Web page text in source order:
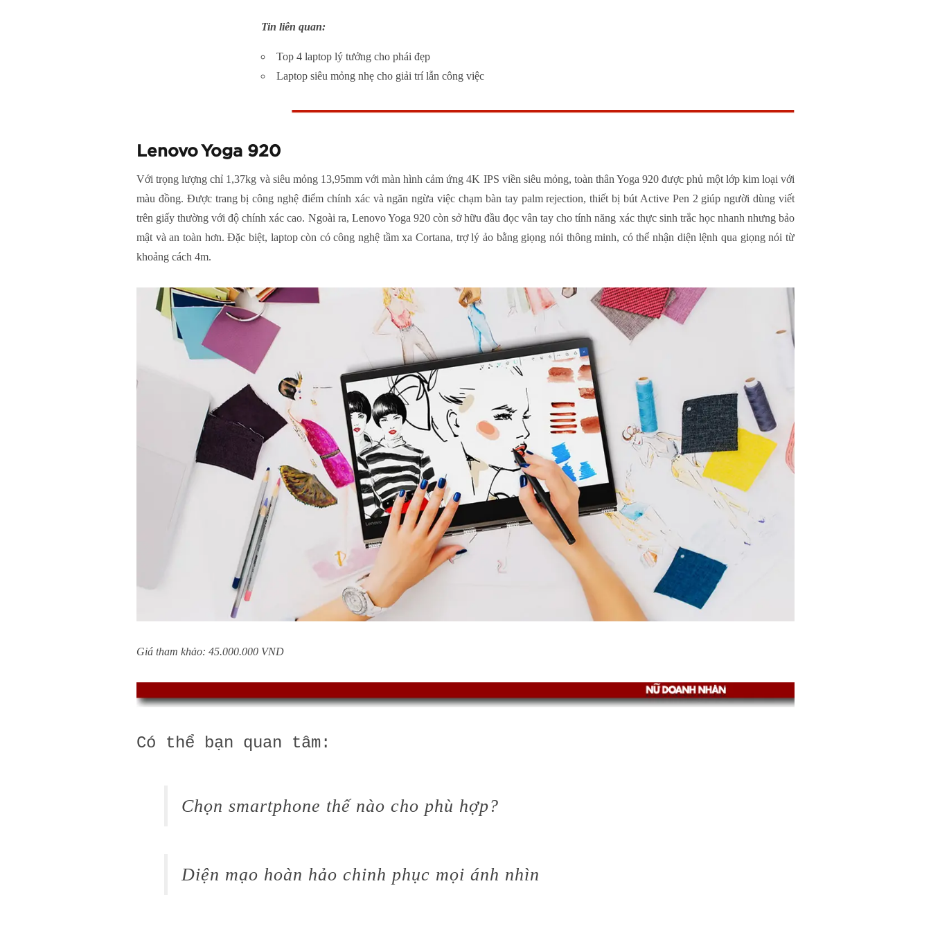
Tin liên quan:
Top 4 laptop lý tưởng cho phái đẹp
Laptop siêu mỏng nhẹ cho giải trí lẫn công việc
Lenovo Yoga 920
Với trọng lượng chỉ 1,37kg và siêu mỏng 13,95mm với màn hình cảm ứng 4K IPS viền siêu mỏng, toàn thân Yoga 920 được phủ một lớp kim loại với
màu đồng. Được trang bị công nghệ điểm chính xác và ngăn ngừa việc chạm bàn tay palm rejection, thiết bị bút Active Pen 2 giúp người dùng viết
trên giấy thường với độ chính xác cao. Ngoài ra, LenovoYoga 920 còn sở hữu đầu đọc vân tay cho tính năng xác thực sinh trắc học nhanh nhưng bảo
mật và an toàn hơn. Đặc biệt, laptop còn có công nghệ tầm xa Cortana, trợ lý ảo bằng giọng nói thông minh, có thể nhận diện lệnh qua giọng nói từ
khoảng cách 4m.
Giá tham khảo: 45.000.000 VND
Có thể bạn quan tâm:
Chọn smartphone thế nào cho phù hợp?
Diện mạo hoàn hảo chinh phục mọi ánh nhìn